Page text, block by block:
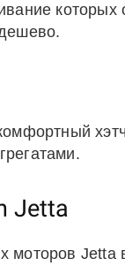
которых
Jetta
моторов Jetta